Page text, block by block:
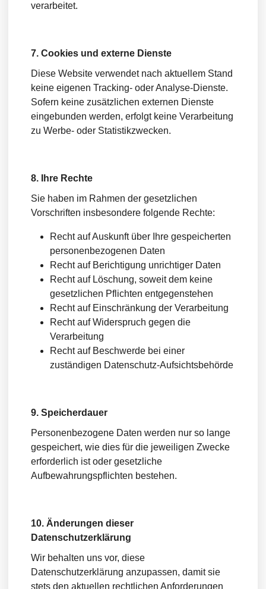
verarbeitet.
7. Cookies und externe Dienste
Diese Website verwendet nach aktuellem Stand
keine eigenen Tracking- oder Analyse-Dienste.
Sofern keine zusätzlichen externen Dienste
eingebunden werden, erfolgt keine Verarbeitung
zu Werbe- oder Statistikzwecken.
8. Ihre Rechte
Sie haben im Rahmen der gesetzlichen
Vorschriften insbesondere folgende Rechte:
Recht auf Auskunft über Ihre gespeicherten
personenbezogenen Daten
Recht auf Berichtigung unrichtiger Daten
Recht auf Löschung, soweit dem keine
gesetzlichen Pflichten entgegenstehen
Recht auf Einschränkung der Verarbeitung
Recht auf Widerspruch gegen die
Verarbeitung
Recht auf Beschwerde bei einer
zuständigen Datenschutz-Aufsichtsbehörde
9. Speicherdauer
Personenbezogene Daten werden nur so lange
gespeichert, wie dies für die jeweiligen Zwecke
erforderlich ist oder gesetzliche
Aufbewahrungspflichten bestehen.
10. Änderungen dieser
Datenschutzerklärung
Wir behalten uns vor, diese
Datenschutzerklärung anzupassen, damit sie
stets den aktuellen rechtlichen Anforderungen